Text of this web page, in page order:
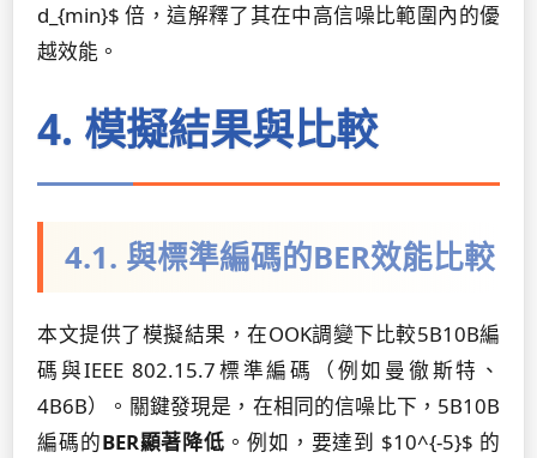
d_{min}$ 倍，這解釋了其在中高信噪比範圍內的優
越效能。
4. 模擬結果與比較
4.1. 與標準編碼的BER效能比較
本文提供了模擬結果，在OOK調變下比較5B10B編
碼與IEEE 802.15.7標準編碼（例如曼徹斯特、
4B6B）。關鍵發現是，在相同的信噪比下，5B10B
編碼的BER顯著降低 。例如，要達到 $10^{-5}$ 的